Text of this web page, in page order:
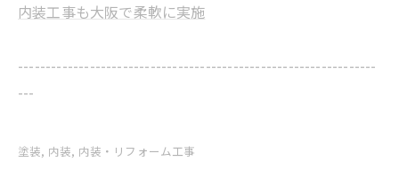
内装工事も大阪で柔軟に実施
-----------------------------------------------------------------
---
塗装 内装 内装・リフォーム工事